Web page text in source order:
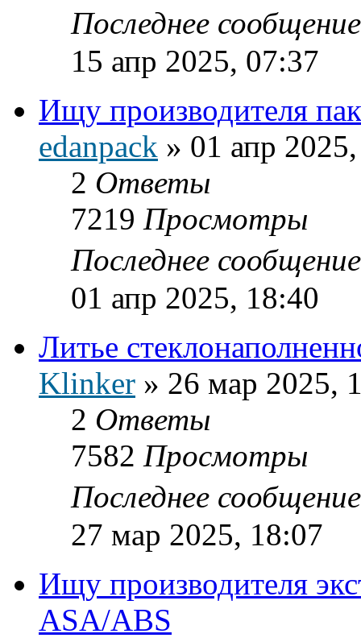
Последнее
15 апр 2025, 07:37
Ищу производителя
edanpack » 01 апр
2 Ответы
7219 Просмотры
Последнее
01 апр 2025, 18:40
Литье
Klinker » 26 мар 2025,
2 Ответы
7582 Просмотры
Последнее
27 мар 2025, 18:07
Ищу производителя
ASA/ABS